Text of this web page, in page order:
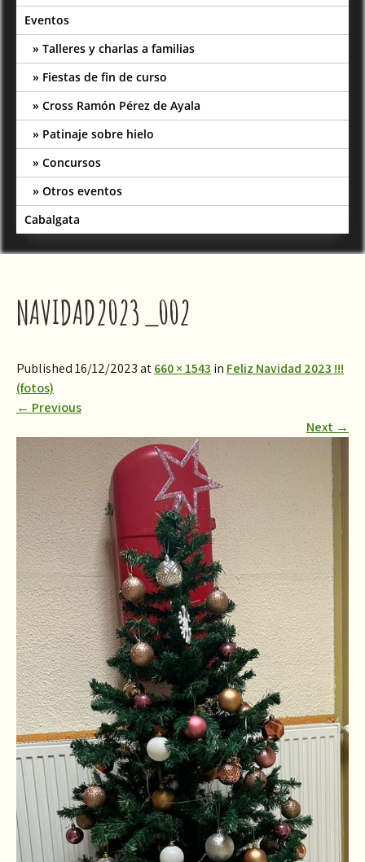
Eventos
Talleres y charlas a familias
Fiestas de fin de curso
Cross Ramón Pérez de Ayala
Patinaje sobre hielo
Concursos
Otros eventos
Cabalgata
NAVIDAD2023_002
Published 16/12/2023 at660 × 1543 in Feliz Navidad 2023 !!!
(fotos)
← Previous
Next →